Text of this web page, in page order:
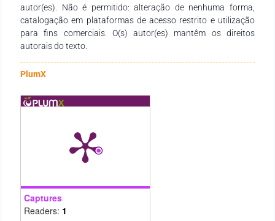
autor(es). Não é permitido: alteração de nenhuma forma,
catalogação em plataformas de acesso restrito e utilização
para fins comerciais. O(s) autor(es) mantêm os direitos
autorais do texto.
PlumX
Captures
Readers: 1